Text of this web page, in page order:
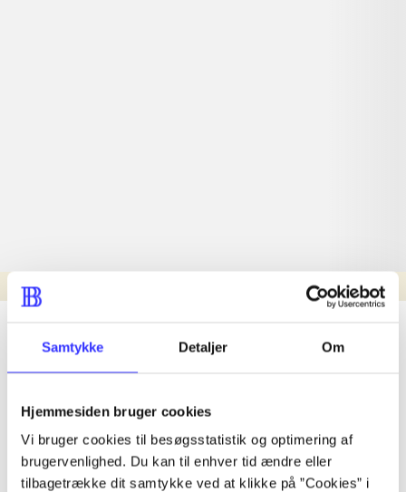
Samtykke Detaljer Om
Hjemmesiden bruger cookies
Vi bruger cookies til besøgsstatistik og optimering af
brugervenlighed. Du kan til enhver tid ændre eller
tilbagetrække dit samtykke ved at klikke på ”Cookies” i
Nyhed
lorem ipsum dolor sit amet ...
lorem ipsum dolor sit amet ...
lorem ipsum dolor sit amet ...
lorem ipsum dolor sit amet ...